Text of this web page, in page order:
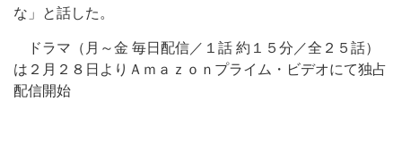
な」と話した。
ドラマ（月～金 毎日配信／１話 約１５分／全２５話）
は２月２８日よりＡｍａｚｏｎプライム・ビデオにて独占
配信開始